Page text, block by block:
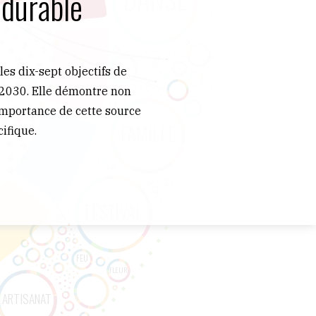
dix-sept objectifs de
Elle démontre non
de cette source